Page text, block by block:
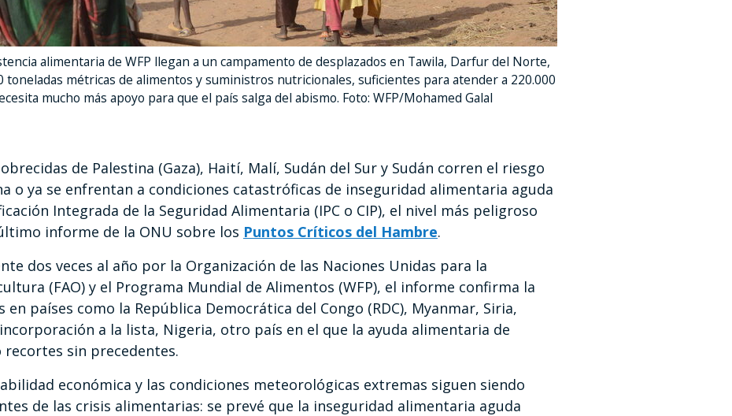
alimentaria de WFP llegan a un campamento de desplazados en Tawila, Darfur del Norte,
métricas de alimentos y suministros nutricionales, suficientes para atender a 220.000
mucho más apoyo para que el país salga del abismo. Foto: WFP/Mohamed Galal
de Palestina (Gaza), Haití, Malí, Sudán del Sur y Sudán corren el riesgo
o ya se enfrentan a condiciones catastróficas de inseguridad alimentaria aguda
Integrada de la Seguridad Alimentaria (IPC o CIP), el nivel más peligroso
informe de la ONU sobre los Puntos Críticos del Hambre.
dos veces al año por la Organización de las Naciones Unidas para la
(FAO) y el Programa Mundial de Alimentos (WFP), el informe confirma la
en países como la República Democrática del Congo (RDC), Myanmar, Siria,
a la lista, Nigeria, otro país en el que la ayuda alimentaria de
sin precedentes.
económica y las condiciones meteorológicas extremas siguen siendo
de las crisis alimentarias: se prevé que la inseguridad alimentaria aguda